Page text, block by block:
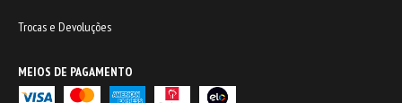
Trocas e Devoluções
MEIOS DE PAGAMENTO